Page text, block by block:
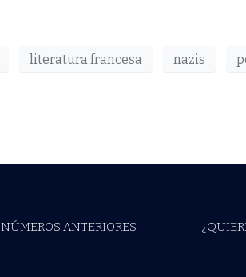
literatura francesa nazis
NÚMEROS ANTERIORES